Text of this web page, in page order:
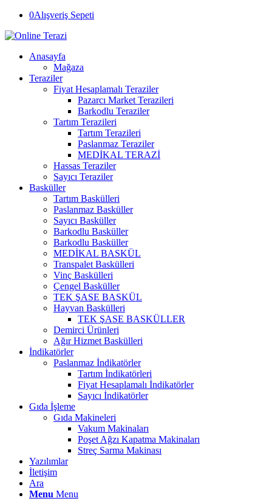
0Alışveriş Sepeti
Anasayfa
Mağaza
Teraziler
Fiyat Hesaplamalı Teraziler
Pazarcı Market Terazileri
Barkodlu Teraziler
Tartım Terazileri
Tartım Terazileri
Paslanmaz Teraziler
MEDİKAL TERAZİ
Hassas Teraziler
Sayıcı Teraziler
Basküller
Tartım Baskülleri
Paslanmaz Basküller
Sayıcı Basküller
Barkodlu Basküller
Barkodlu Basküller
MEDİKAL BASKÜL
Transpalet Baskülleri
Vinç Baskülleri
Çengel Basküller
TEK ŞASE BASKÜL
Hayvan Baskülleri
TEK ŞASE BASKÜLLER
Demirci Ürünleri
Ağır Hizmet Baskülleri
İndikatörler
Paslanmaz İndikatörler
Tartım İndikatörleri
Fiyat Hesaplamalı İndikatörler
Sayıcı İndikatörler
Gıda İşleme
Gıda Makineleri
Vakum Makinaları
Poşet Ağzı Kapatma Makinaları
Streç Sarma Makinası
Yazılımlar
İletişim
Ara
Menu Menu